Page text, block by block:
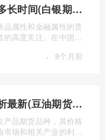
白银期货一期是多长时间(白银期货涨幅一天最高多少)
属性和金融属性的贵
的高度关注。在中国市
· 8个月前
豆油期货行情分析最新(豆油期货行情实时行情)
产品期货品种，其价格
市场和相关产业的利